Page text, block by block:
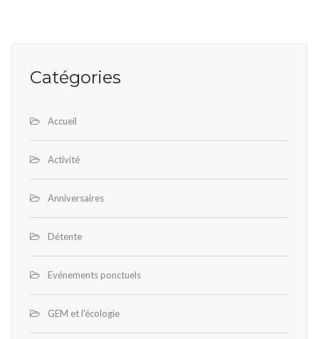
Catégories
Accueil
Activité
Anniversaires
Détente
Evénements ponctuels
GEM et l'écologie